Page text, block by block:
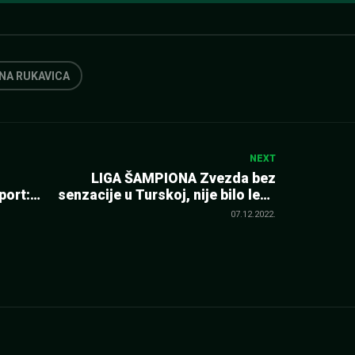
RUKAVICA
NEXT
LIGA ŠAMPIONA Zvezda bez
senzacije u Turskoj, nije bilo leka
za moćnu Italijanku
07.12.2022.